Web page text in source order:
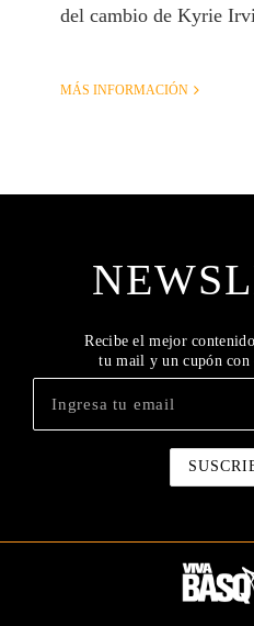
del cambio de Kyrie
MÁS INFORMACIÓN
Recibe el mejor
tu mail y un cupón con